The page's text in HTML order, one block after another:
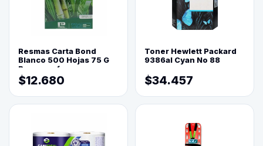
Resmas Carta Bond
Blanco 500 Hojas 75 G
Reprograf.
$12.680
Toner Hewlett Packard
9386al Cyan No 88
$34.457